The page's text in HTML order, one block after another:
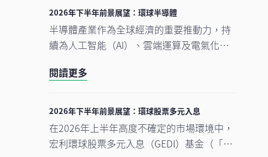
下商業補貼增加，以及AI資本開支上升所拖
累，但我們認為相關因素已反映於市場價格
中。在今次下半年展望中，我們將重點分析
推動中國及香港股票市場於2026年下半年表
現的五大利好因素。此外，投資團隊亦闡釋
2026年下半年前景展望：環球半導體
半導體產業作為全球經濟的重要推動力，持
續為人工智能（AI）、雲端運算及電氣化等
早前的觀點中提及，半導體是一個由結構性
統。隨著行業於2026年上半年錄得亮麗表
現，我們對後市展望仍然正面，認為在盈利
增長強勁、資本投資持續增加，以及企業AI
使用率仍處於起步階段的支持下，行業升勢
閱讀更多
2026年下半年前景展望：環球股票多元入息
在2026年上半年高度不確定的市場環境中，
宏利環球股票多元入息（GEDI）基金（「本